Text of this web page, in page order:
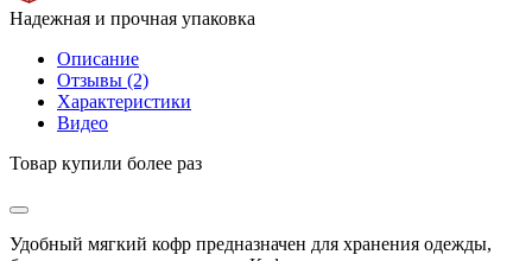
Надежная и прочная упаковка
Описание
Отзывы (2)
Характеристики
Видео
Товар купили более раз
Удобный мягкий кофр предназначен для хранения одежды,